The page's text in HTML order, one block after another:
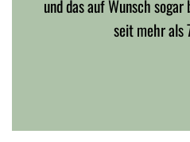
und das auf Wunsch
seit mehr als